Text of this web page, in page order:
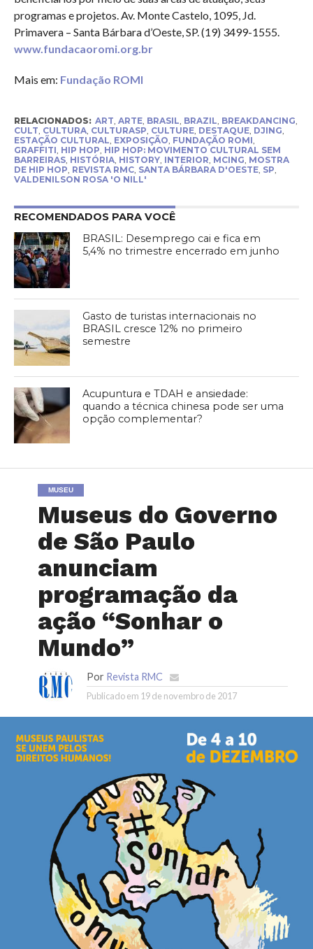
programas e projetos. Av. Monte Castelo, 1095, Jd.
Primavera – Santa Bárbara d’Oeste, SP. (19) 3499-1555.
www.fundacaoromi.org.br
Mais em: Fundação ROMI
RELACIONADOS: ART, ARTE, BRASIL, BRAZIL, BREAKDANCING,
CULT, CULTURA, CULTURASP, CULTURE, DESTAQUE, DJING,
ESTAÇÃO CULTURAL, EXPOSIÇÃO, FUNDAÇÃO ROMI,
GRAFFITI, HIP HOP, HIP HOP: MOVIMENTO CULTURAL SEM
BARREIRAS, HISTÓRIA, HISTORY, INTERIOR, MCING, MOSTRA
DE HIP HOP, REVISTA RMC, SANTA BÁRBARA D'OESTE, SP,
VALDENILSON ROSA 'O NILL'
RECOMENDADOS PARA VOCÊ
BRASIL: Desemprego cai e fica em
5,4% no trimestre encerrado em junho
Gasto de turistas internacionais no
BRASIL cresce 12% no primeiro
semestre
Acupuntura e TDAH e ansiedade:
quando a técnica chinesa pode ser uma
opção complementar?
MUSEU
Museus do Governo
de São Paulo
anunciam
programação da
ação “Sonhar o
Mundo”
Por Revista RMC
Publicado em 19 de novembro de 2017